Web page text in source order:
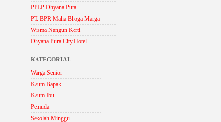
PPLP Dhyana Pura
PT. BPR Maha Bhoga Marga
Wisma Nangun Kerti
Dhyana Pura City Hotel
KATEGORIAL
Warga Senior
Kaum Bapak
Kaum Ibu
Pemuda
Sekolah Minggu